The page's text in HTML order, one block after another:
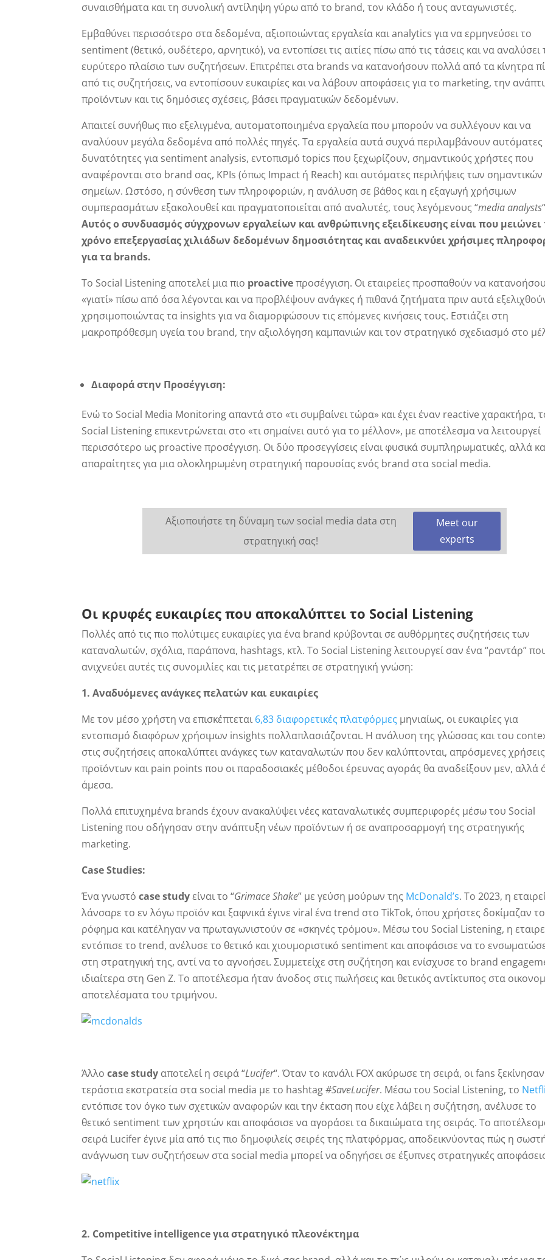
συναισθήματα και τη συνολική αντίληψη γύρω από το brand, τον κλάδο ή τους ανταγωνιστές.
Εμβαθύνει περισσότερο στα δεδομένα, αξιοποιώντας εργαλεία και analytics για να ερμηνεύσει το
sentiment (θετικό, ουδέτερο, αρνητικό), να εντοπίσει τις αιτίες πίσω από τις τάσεις και να αναλύσει
ευρύτερο πλαίσιο των συζητήσεων. Επιτρέπει στα brands να κατανοήσουν πολλά από τα κίνητρα
από τις συζητήσεις, να εντοπίσουν ευκαιρίες και να λάβουν αποφάσεις για το marketing, την
προϊόντων και τις δημόσιες σχέσεις, βάσει πραγματικών δεδομένων.
Απαιτεί συνήθως πιο εξελιγμένα, αυτοματοποιημένα εργαλεία που μπορούν να συλλέγουν και να
αναλύουν μεγάλα δεδομένα από πολλές πηγές. Τα εργαλεία αυτά συχνά περιλαμβάνουν αυτόματες
δυνατότητες για sentiment analysis, εντοπισμό topics που ξεχωρίζουν, σημαντικούς χρήστες που
αναφέρονται στο brand σας, KPIs (όπως Impact ή Reach) και αυτόματες περιλήψεις των σημαντικών
σημείων. Ωστόσο, η σύνθεση των πληροφοριών, η ανάλυση σε βάθος και η εξαγωγή χρήσιμων
συμπερασμάτων εξακολουθεί και πραγματοποιείται από αναλυτές, τους λεγόμενους “media analysts
Αυτός ο συνδυασμός σύγχρονων εργαλείων και ανθρώπινης εξειδίκευσης είναι που μειώνει
χρόνο επεξεργασίας χιλιάδων δεδομένων δημοσιότητας και αναδεικνύει χρήσιμες
για τα brands.
Το Social Listening αποτελεί μια πιο proactiveπροσέγγιση. Οι εταιρείες προσπαθούν να
«γιατί» πίσω από όσα λέγονται και να προβλέψουν ανάγκες ή πιθανά ζητήματα πριν αυτά
χρησιμοποιώντας τα insights για να διαμορφώσουν τις επόμενες κινήσεις τους. Εστιάζει στη
μακροπρόθεσμη υγεία του brand, την αξιολόγηση καμπανιών και τον στρατηγικό σχεδιασμό στο
Διαφορά στην Προσέγγιση:
Ενώ το Social Media Monitoring απαντά στο «τι συμβαίνει τώρα» και έχει έναν reactive χαρακτήρα,
Social Listening επικεντρώνεται στο «τι σημαίνει αυτό για το μέλλον», με αποτέλεσμα να λειτουργεί
περισσότερο ως proactive προσέγγιση. Οι δύο προσεγγίσεις είναι φυσικά συμπληρωματικές, αλλά
απαραίτητες για μια ολοκληρωμένη στρατηγική παρουσίας ενός brand στα social media.
Αξιοποιήστε τη δύναμη των social media data στη
στρατηγική σας!
Meet our
experts
Οι κρυφές ευκαιρίες που αποκαλύπτει το Social Listening
Πολλές από τις πιο πολύτιμες ευκαιρίες για ένα brand κρύβονται σε αυθόρμητες συζητήσεις των
καταναλωτών, σχόλια, παράπονα, hashtags, κτλ. Το Social Listening λειτουργεί σαν ένα “ραντάρ”
ανιχνεύει αυτές τις συνομιλίες και τις μετατρέπει σε στρατηγική γνώση:
1. Αναδυόμενες ανάγκες πελατών και ευκαιρίες
Με τον μέσο χρήστη να επισκέπτεται 6,83 διαφορετικές πλατφόρμες μηνιαίως, οι ευκαιρίες για
εντοπισμό διαφόρων χρήσιμων insights πολλαπλασιάζονται. Η ανάλυση της γλώσσας και του
στις συζητήσεις αποκαλύπτει ανάγκες των καταναλωτών που δεν καλύπτονται, απρόσμενες χρήσεις
προϊόντων και pain points που οι παραδοσιακές μέθοδοι έρευνας αγοράς θα αναδείξουν μεν, αλλά
άμεσα.
Πολλά επιτυχημένα brands έχουν ανακαλύψει νέες καταναλωτικές συμπεριφορές μέσω του Social
Listening που οδήγησαν στην ανάπτυξη νέων προϊόντων ή σε αναπροσαρμογή της στρατηγικής
marketing.
Case Studies:
Ένα γνωστόcase studyείναι το “Grimace Shake” με γεύση μούρων της McDonald’s. Το 2023, η
λάνσαρε το εν λόγω προϊόν και ξαφνικά έγινε viral ένα trend στο TikTok, όπου χρήστες δοκίμαζαν το
ρόφημα και κατέληγαν να πρωταγωνιστούν σε «σκηνές τρόμου». Μέσω του Social Listening, η
εντόπισε το trend, ανέλυσε το θετικό και χιουμοριστικό sentiment και αποφάσισε να το
στη στρατηγική της, αντί να το αγνοήσει. Συμμετείχε στη συζήτηση και ενίσχυσε το brand
ιδιαίτερα στη Gen Z. Το αποτέλεσμα ήταν άνοδος στις πωλήσεις και θετικός αντίκτυπος στα
αποτελέσματα του τριμήνου.
Άλλοcase study αποτελεί η σειρά “Lucifer“. Όταν το κανάλι FOX ακύρωσε τη σειρά, οι fans
τεράστια εκστρατεία στα social media με το hashtag#SaveLucifer. Μέσω του Social Listening, το
εντόπισε τον όγκο των σχετικών αναφορών και την έκταση που είχε λάβει η συζήτηση, ανέλυσε το
θετικό sentiment των χρηστών και αποφάσισε να αγοράσει τα δικαιώματα της σειράς. Το
σειρά Lucifer έγινε μία από τις πιο δημοφιλείς σειρές της πλατφόρμας, αποδεικνύοντας πώς η
ανάγνωση των συζητήσεων στα social media μπορεί να οδηγήσει σε έξυπνες στρατηγικές
2. Competitive intelligenceγια στρατηγικό πλεονέκτημα